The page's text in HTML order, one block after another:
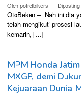
Olehpotretbikers
OtoBeken – Nah ini dia
telah mengikuti prosesi
kemarin, […]
MPM Honda
MXGP, demi
Kejuaraan Dunia